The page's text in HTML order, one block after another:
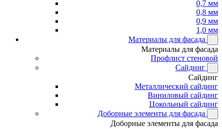
0,7 мм
0,8 мм
0,9 мм
1,0 мм
Материалы для фасада
Материалы для фасада
Профлист стеновой
Сайдинг
Сайдинг
Металлический сайдинг
Виниловый сайдинг
Цокольный сайдинг
Доборные элементы для фасада
Доборные элементы для фасада